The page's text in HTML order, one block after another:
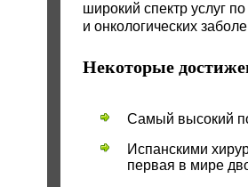
широкий спектр услуг
и онкологических
Некоторые
Самый высокий
Испанскими
первая в мире